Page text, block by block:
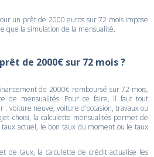
un prêt de 2000 euros sur 72 mois impose
que la simulation de la mensualité.
de 2000€ sur 72 mois ?
de 2000€ remboursé sur 72 mois,
de mensualités. Pour ce faire, il faut tout
: voiture neuve, voiture d'occasion, travaux ou
choisi, la calculette mensualités permet de
actuel, le bon taux du moment ou le taux
de taux, la calculette de crédit actualise les